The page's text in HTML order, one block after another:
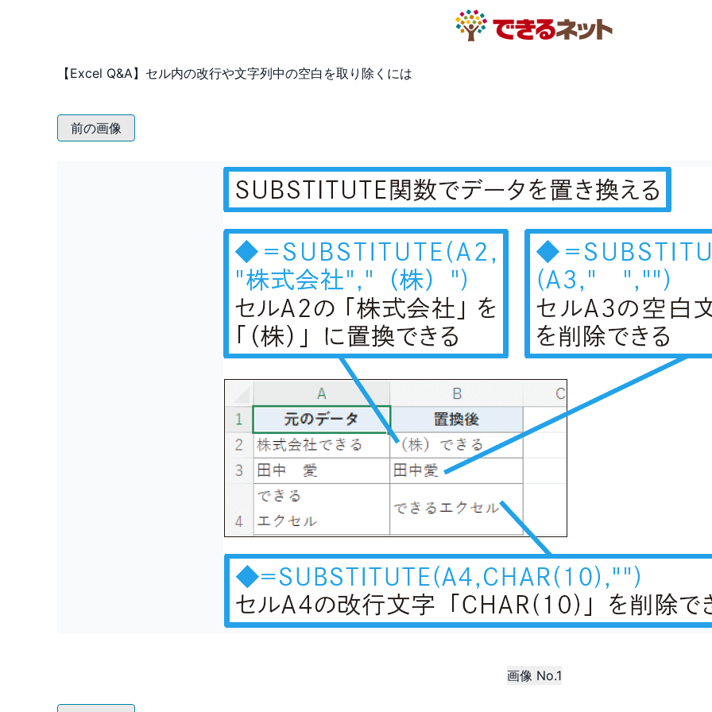
【Excel Q&A】セル内の改行や文字列中の空白を取り除くには
前の画像
画像 No.1